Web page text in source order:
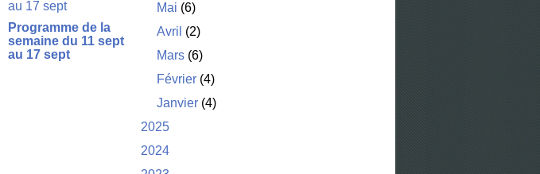
Programme de la
semaine du 11 sept
au 17 sept
Mai (6)
Avril (2)
Mars (6)
Février (4)
Janvier (4)
2025
2024